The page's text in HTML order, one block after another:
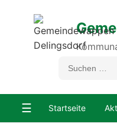
☰ Startseite